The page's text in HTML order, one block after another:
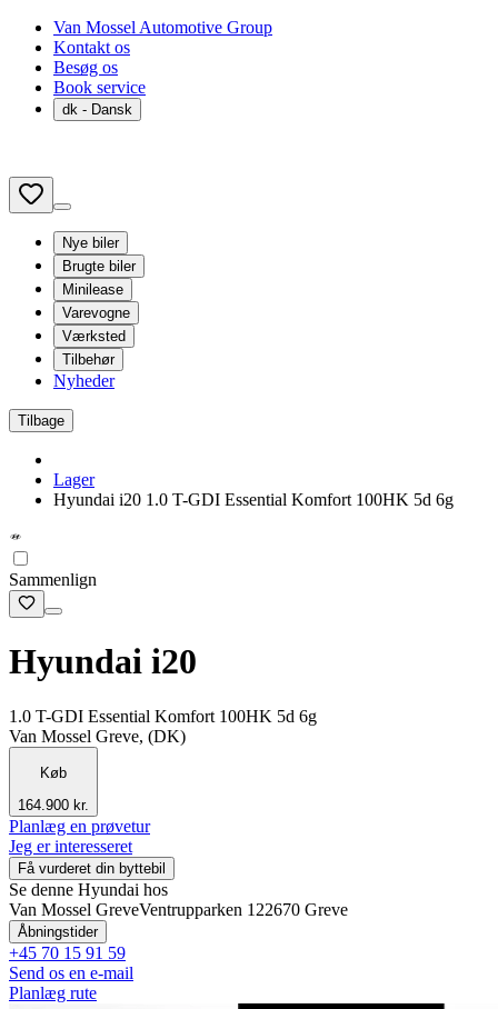
Van Mossel Automotive Group
Kontakt os
Besøg os
Book service
dk - Dansk
Nye biler
Brugte biler
Minilease
Varevogne
Værksted
Tilbehør
Nyheder
Tilbage
Lager
Hyundai i20 1.0 T-GDI Essential Komfort 100HK 5d 6g
Sammenlign
Hyundai i20
1.0 T-GDI Essential Komfort 100HK 5d 6g
Van Mossel Greve, (DK)
Køb
164.900 kr.
Planlæg en prøvetur
Jeg er interesseret
Få vurderet din byttebil
Se denne Hyundai hos
Van Mossel GreveVentrupparken 122670 Greve
Åbningstider
+45 70 15 91 59
Send os en e-mail
Planlæg rute